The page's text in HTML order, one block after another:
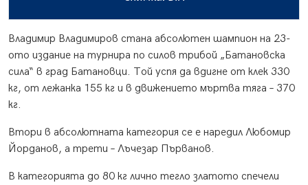
Владимир Владимиров стана абсолютен шампион на 23-
ото издание на турнира по силов трибой „Батановска
сила“ в град Батановци. Той успя да вдигне от клек 330
кг, от лежанка 155 кг и в движението мъртва тяга – 370
кг.
Втори в абсолютната категория се е наредил Любомир
Йорданов, а трети – Лъчезар Първанов.
В категорията до 80 кг лично тегло златото спечели